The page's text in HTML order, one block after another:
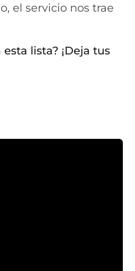
el servicio nos trae
lista? ¡Deja tus